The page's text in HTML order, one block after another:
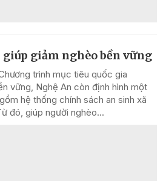
giảm nghèo bền vững
trình mục tiêu quốc gia
vững, Nghệ An còn định hình một
hệ thống chính sách an sinh xã
đó, giúp người nghèo...